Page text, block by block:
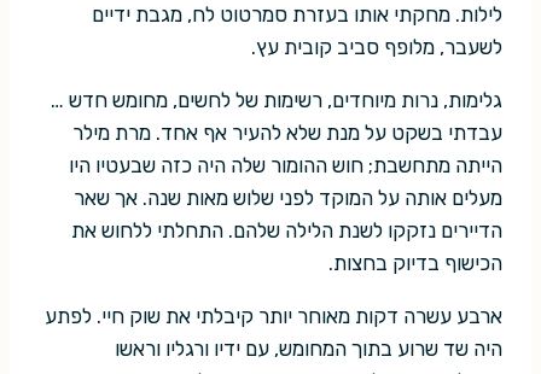
לילות. מחקתי אותו בעזרת סמרטוט לח, מגבת ידיים
לשעבר, מלופף סביב קובית עץ.
גלימות, נרות מיוחדים, רשימות של לחשים, מחומש חדש …
עבדתי בשקט על מנת שלא להעיר אף אחד. מרת מילר
הייתה מתחשבת; חוש ההומור שלה היה כזה שבעטיו היו
מעלים אותה על המוקד לפני שלוש מאות שנה. אך שאר
הדיירים נזקקו לשנת הלילה שלהם. התחלתי ללחוש את
הכישוף בדיוק בחצות.
ארבע עשרה דקות מאוחר יותר קיבלתי את שוק חיי. לפתע
היה שד שרוע בתוך המחומש, עם ידיו ורגליו וראשו